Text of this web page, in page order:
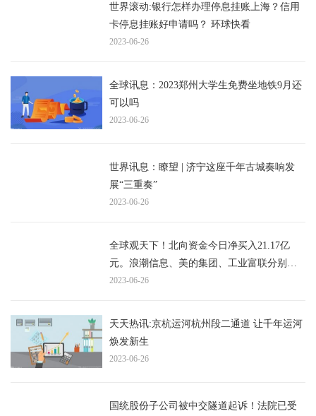
世界滚动:银行怎样办理停息挂账上海？信用
卡停息挂账好申请吗？ 环球快看
2023-06-26
全球讯息：2023郑州大学生免费坐地铁9月还
可以吗
2023-06-26
世界讯息：瞭望 | 济宁这座千年古城奏响发
展“三重奏”
2023-06-26
全球观天下！北向资金今日净买入21.17亿
元。浪潮信息、美的集团、工业富联分别净
买入8.36亿元、5.96亿元、4.53亿元。五粮液
2023-06-26
天天热讯:京杭运河杭州段二通道 让千年运河
焕发新生
2023-06-26
国统股份子公司被中交隧道起诉！法院已受